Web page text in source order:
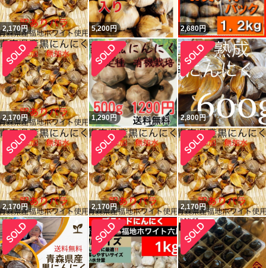
2,170円 5,200円 2,680円
2,170円 1,290円 2,800円
2,170円 2,170円 2,170円